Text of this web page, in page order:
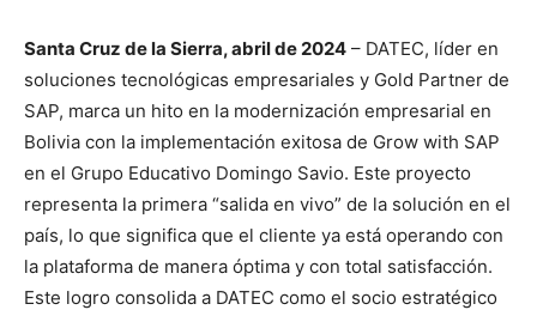
Santa Cruz de la Sierra, abril de 2024 – DATEC, líder en
soluciones tecnológicas empresariales y Gold Partner de
SAP, marca un hito en la modernización empresarial en
Bolivia con la implementación exitosa de Grow with SAP
en el Grupo Educativo Domingo Savio. Este proyecto
representa la primera “salida en vivo” de la solución en el
país, lo que significa que el cliente ya está operando con
la plataforma de manera óptima y con total satisfacción.
Este logro consolida a DATEC como el socio estratégico